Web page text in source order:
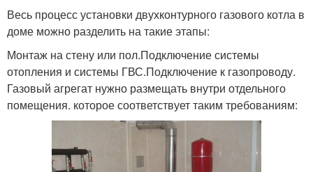
Весь процесс установки двухконтурного газового котла в
доме можно разделить на такие этапы:
Монтаж на стену или пол.Подключение системы
отопления и системы ГВС.Подключение к газопроводу.
Газовый агрегат нужно размещать внутри отдельного
помещения. которое соответствует таким требованиям: